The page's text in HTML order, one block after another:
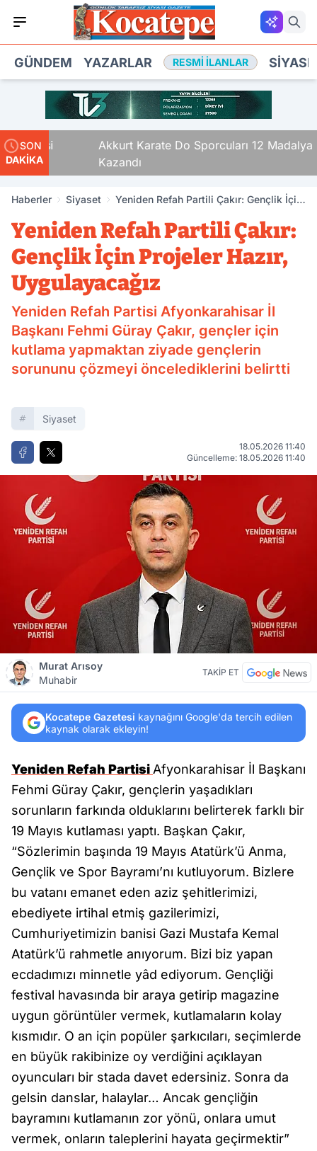
GÜNDEM YAZARLAR RESMI İLANLAR
SON
DAKİKA
12’si
Akkurt Karate Do Sporcuları 12 Madalya
Kazandı
Haberler Siyaset
Yeniden Refah Partili Çakır: Gençlik İçin
Yeniden Refah Partili Çakır:
Gençlik İçin Projeler Hazır,
Uygulayacağız
Yeniden Refah Partisi Afyonkarahisar İl
Başkanı Fehmi Güray Çakır, gençler için
kutlama yapmaktan ziyade gençlerin
sorununu çözmeyi öncelediklerini belirtti
Siyaset
18.05.2026 11:40
Güncelleme: 18.05.2026 11:40
Murat Arısoy
Muhabir
TAKİP ET
Kocatepe Gazetesi kaynağını Google'da tercih edilen
kaynak olarak ekleyin!
Yeniden Refah Partisi Afyonkarahisar İl Başkanı
Fehmi Güray Çakır, gençlerin yaşadıkları
sorunların farkında olduklarını belirterek farklı bir
19 Mayıs kutlaması yaptı. Başkan Çakır,
“Sözlerimin başında 19 Mayıs Atatürk’ü Anma,
Gençlik ve Spor Bayramı’nı kutluyorum. Bizlere
bu vatanı emanet eden aziz şehitlerimizi,
ebediyete irtihal etmiş gazilerimizi,
Cumhuriyetimizin banisi Gazi Mustafa Kemal
Atatürk’ü rahmetle anıyorum. Bizi biz yapan
ecdadımızı minnetle yâd ediyorum. Gençliği
festival havasında bir araya getirip magazine
uygun görüntüler vermek, kutlamaların kolay
kısmıdır. O an için popüler şarkıcıları, seçimlerde
en büyük rakibinize oy verdiğini açıklayan
oyuncuları bir stada davet edersiniz. Sonra da
gelsin danslar, halaylar… Ancak gençliğin
bayramını kutlamanın zor yönü, onlara umut
vermek, onların taleplerini hayata geçirmektir”